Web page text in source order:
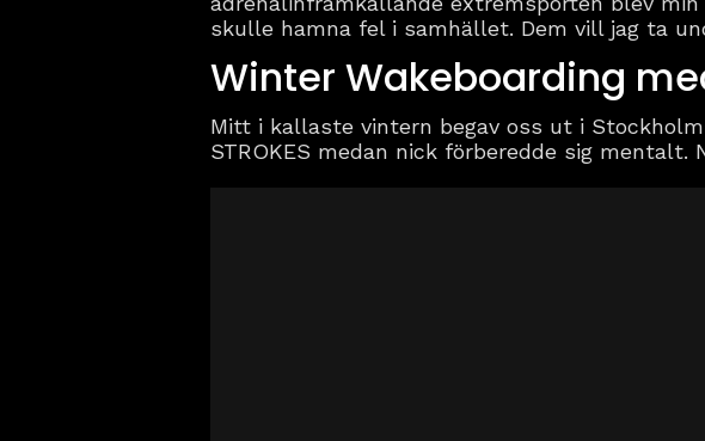
skulle hamna fel i samhället. Dem vill jag ta
Winter Wakeboarding
Mitt i kallaste vintern begav oss ut i
STROKES medan nick förberedde sig mentalt.